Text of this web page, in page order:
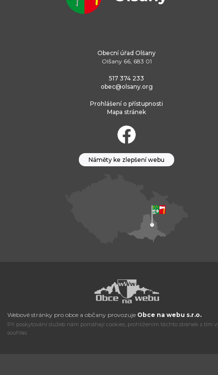
Obecní úřad Olšany
Olšany 66, 683 01
517 374 233
obec@olsany.org
Prohlášení o přístupnosti
Mapa stránek
Náměty ke zlepšení webu
Webové stránky pro obce a občany provozuje Obce na webu s.r.o.
Při poskytování služeb nám pomáhají cookies, prohlížením těchto stránek s tím
souhlas.